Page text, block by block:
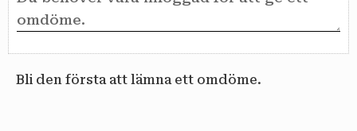
Bli den första att lämna ett omdöme.